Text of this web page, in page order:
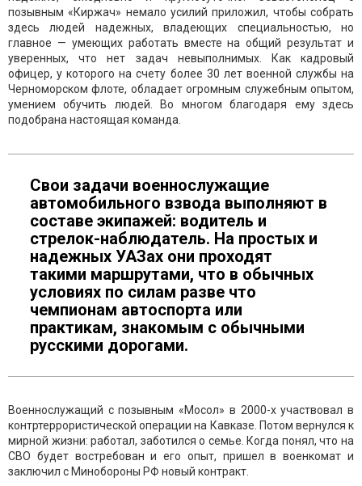
позывным «Киржач» немало усилий приложил, чтобы собрать
здесь людей надежных, владеющих специальностью, но
главное — умеющих работать вместе на общий результат и
уверенных, что нет задач невыполнимых. Как кадровый
офицер, у которого на счету более 30 лет военной службы на
Черноморском флоте, обладает огромным служебным опытом,
умением обучить людей. Во многом благодаря ему здесь
подобрана настоящая команда.
Свои задачи военнослужащие
автомобильного взвода выполняют в
составе экипажей: водитель и
стрелок-наблюдатель. На простых и
надежных УАЗах они проходят
такими маршрутами, что в обычных
условиях по силам разве что
чемпионам автоспорта или
практикам, знакомым с обычными
русскими дорогами.
Военнослужащий с позывным «Мосол» в 2000-х участвовал в
контртеррористической операции на Кавказе. Потом вернулся к
мирной жизни: работал, заботился о семье. Когда понял, что на
СВО будет востребован и его опыт, пришел в военкомат и
заключил с Минобороны РФ новый контракт.